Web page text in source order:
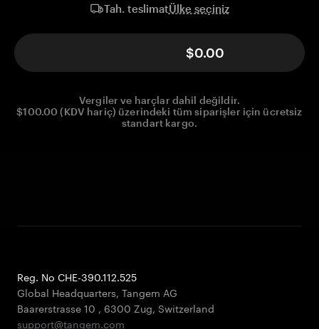
Tah. teslimatÜlke seçiniz
$0.00
Vergiler ve harçlar dahil değildir.
$100.00 (KDV hariç) üzerindeki tüm siparişler için ücretsiz
standart kargo.
Reg. No CHE-390.112.525
Global Headquarters, Tangem AG
Baarerstrasse 10 , 6300 Zug, Switzerland
support@tangem.com